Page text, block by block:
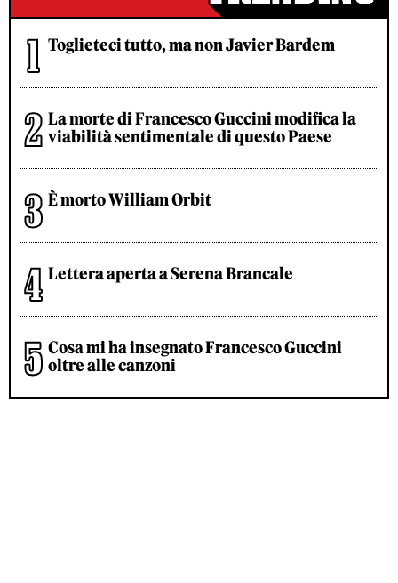
Toglieteci tutto, ma non Javier Bardem
La morte di Francesco Guccini modifica la
viabilità sentimentale di questo Paese
È morto William Orbit
Lettera aperta a Serena Brancale
Cosa mi ha insegnato Francesco Guccini
oltre alle canzoni